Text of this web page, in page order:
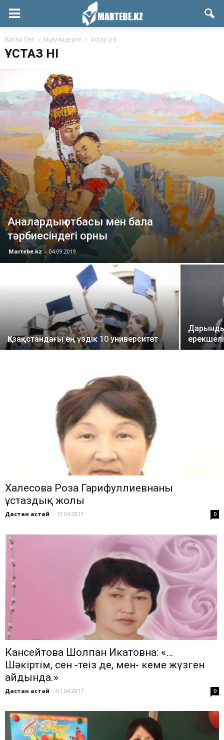
Басты бет Мұғалімдерге Ұстаз үні
ҰСТАЗ ҮНІ
Аналардың отбасы мен бала
тәрбиесіндегі орны
Martebe.kz - 04.09.2019
Қазақстандағы ең үздік 10 университет
Халесова Роза Гарифуллиевнаның
ұстаздық жолы
Дастан Қастай - 13.04.2017 0
Кансейтова Шолпан Икатовна: «…
Шәкіртім, сен -теңіз де, мен- кемең жүзген
айдында.»
Дастан Қастай - 01.04.2017 0